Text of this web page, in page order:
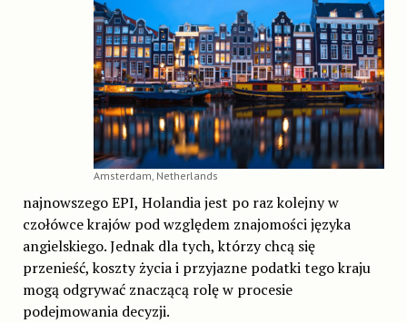
Amsterdam, Netherlands
najnowszego EPI, Holandia jest po raz kolejny w
czołówce krajów pod względem znajomości języka
angielskiego. Jednak dla tych, którzy chcą się
przenieść, koszty życia i przyjazne podatki tego kraju
mogą odgrywać znaczącą rolę w procesie
podejmowania decyzji.